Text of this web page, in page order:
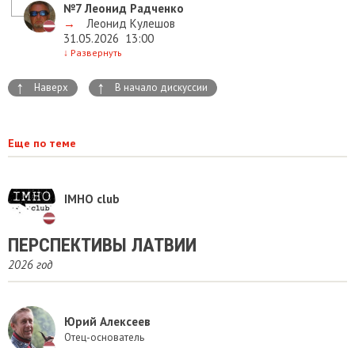
№7Леонид Радченко
→
Леонид Кулешов
31.05.2026 13:00
↓ Развернуть
↑ Наверх ↑ В начало дискуссии
Еще по теме
IMHO club
ПЕРСПЕКТИВЫ ЛАТВИИ
2026 год
Юрий Алексеев
Отец-основатель